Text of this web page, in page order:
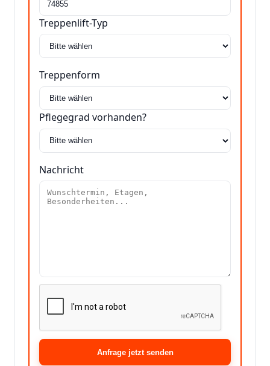
Treppenlift-Typ
Treppenform
Pflegegrad vorhanden?
Nachricht
Anfrage jetzt senden